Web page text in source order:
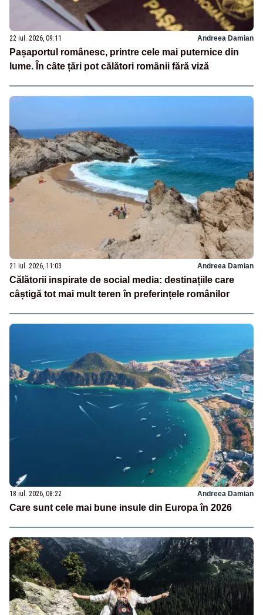
22 iul. 2026, 09:11 Andreea Damian
Pașaportul românesc, printre cele mai puternice din
lume. În câte țări pot călători românii fără viză
21 iul. 2026, 11:03 Andreea Damian
Călătorii inspirate de social media: destinațiile care
câștigă tot mai mult teren în preferințele românilor
18 iul. 2026, 08:22 Andreea Damian
Care sunt cele mai bune insule din Europa în 2026